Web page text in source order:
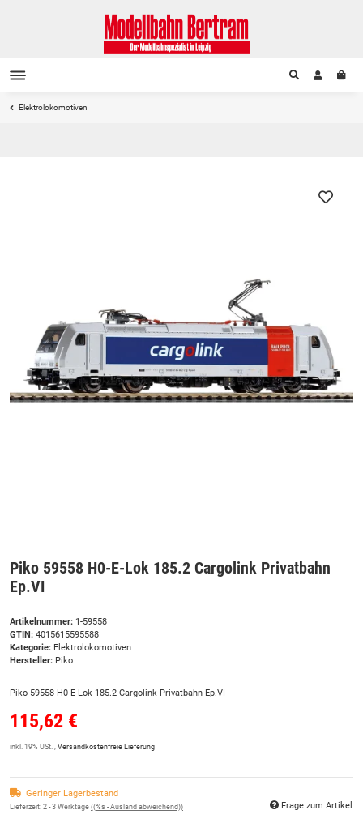
Elektrolokomotiven
Piko 59558 H0-E-Lok 185.2 Cargolink Privatbahn
Ep.VI
Artikelnummer: 1-59558
GTIN: 4015615595588
Kategorie: Elektrolokomotiven
Hersteller: Piko
Piko 59558 H0-E-Lok 185.2 Cargolink Privatbahn Ep.VI
115,62 €
inkl. 19% USt. , Versandkostenfreie Lieferung
Geringer Lagerbestand
Lieferzeit: 2 - 3 Werktage ((%s - Ausland abweichend)) Frage zum Artikel